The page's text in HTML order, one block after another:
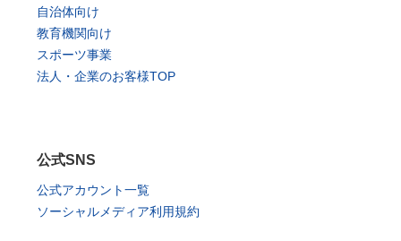
自治体向け
教育機関向け
スポーツ事業
法人・企業のお客様TOP
公式SNS
公式アカウント一覧
ソーシャルメディア利用規約